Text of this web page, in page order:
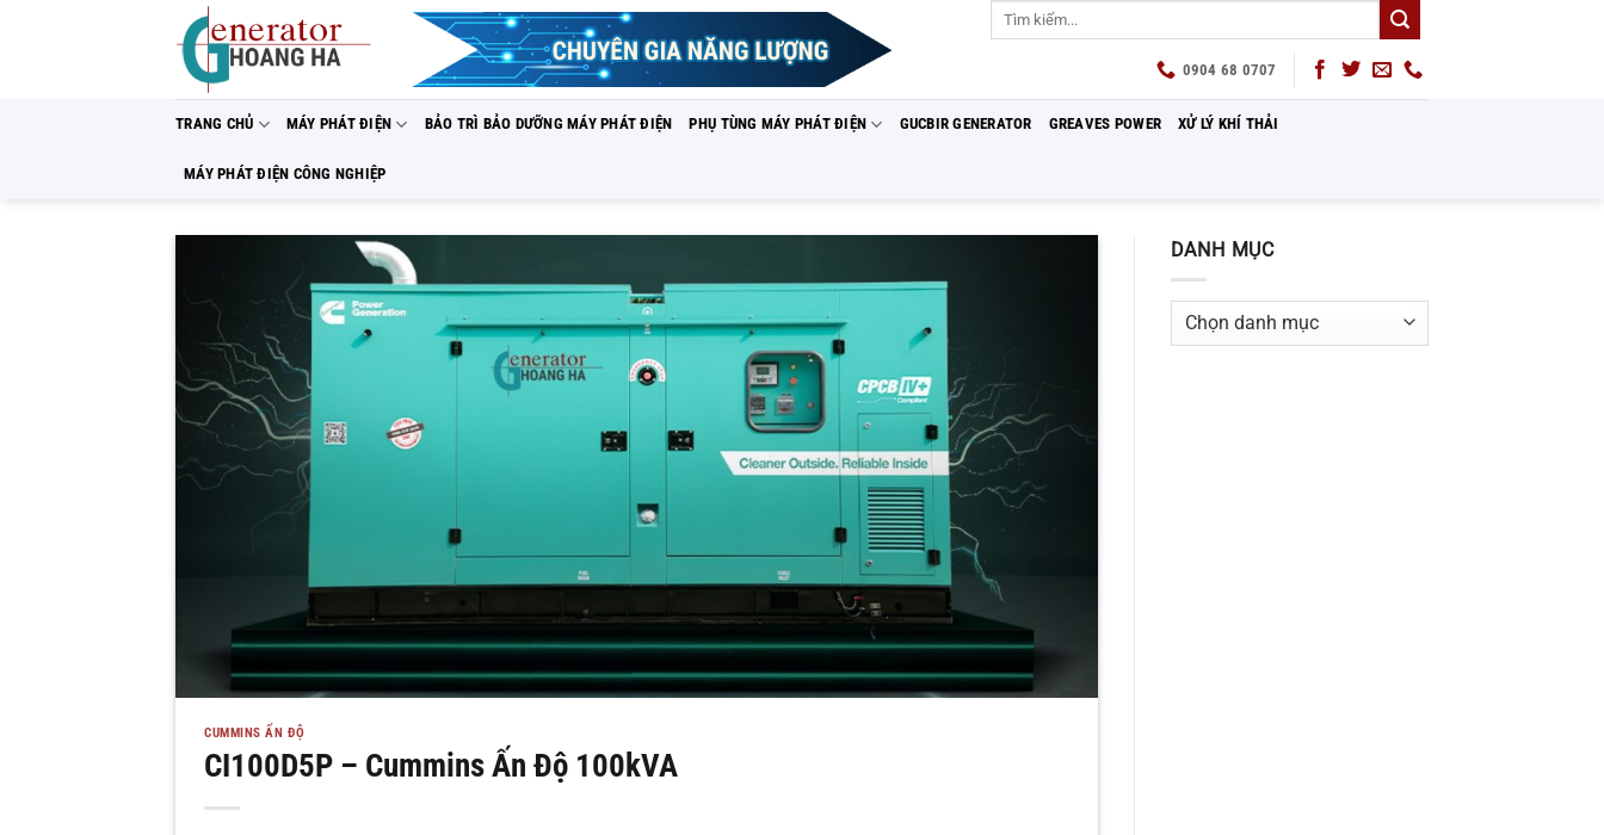
Tìm
0904 68 0707
TRANG CHỦ MÁY PHÁT ĐIỆN BẢO TRÌ BẢO DƯỠNG MÁY PHÁT ĐIỆN PHỤ TÙNG MÁY PHÁT ĐIỆN GUCBIR GENERATOR GREAVES POWER XỬ LÝ KHÍ THẢI
MÁY PHÁT ĐIỆN CÔNG NGHIỆP
CUMMINS ẤN ĐỘ
CI100D5P – Cummins Ấn Độ 100kVA
DANH MỤC
Danh
mục